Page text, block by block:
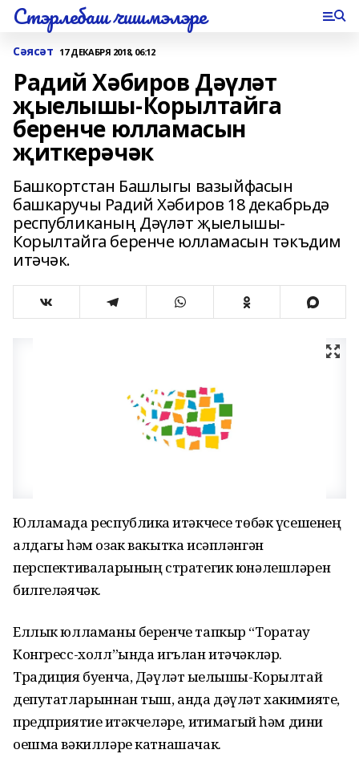
Стэрлебаш чишмэлэре
Сәясәт 17 ДЕКАБРЯ 2018, 06:12
Радий Хәбиров Дәүләт
җыелышы-Корылтайга
беренче юлламасын
җиткерәчәк
Башкортстан Башлыгы вазыйфасын
башкаручы Радий Хәбиров 18 декабрьдә
республиканың Дәүләт җыелышы-
Корылтайга беренче юлламасын тәкъдим
итәчәк.
Юлламада республика җитәкчесе төбәк үсешенең
алдагы һәм озак вакытка исәпләнгән
перспективаларының стратегик юнәлешләрен
билгеләячәк.
Еллык юлламаны беренче тапкыр “Торатау
Конгресс-холл”ында игълан итәчәкләр.
Традиция буенча, Дәүләт җыелышы-Корылтай
депутатларыннан тыш, анда дәүләт хакимияте,
предприятие җитәкчеләре, иҗтимагый һәм дини
оешма вәкилләре катнашачак.